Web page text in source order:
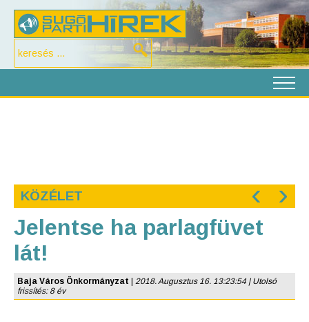
KÖZÉLET ‹ ›
Jelentse ha parlagfüvet
lát!
Baja Város Önkormányzat
2018. Augusztus 16. 13:23:54 | Utolsó
frissítés: 8 év